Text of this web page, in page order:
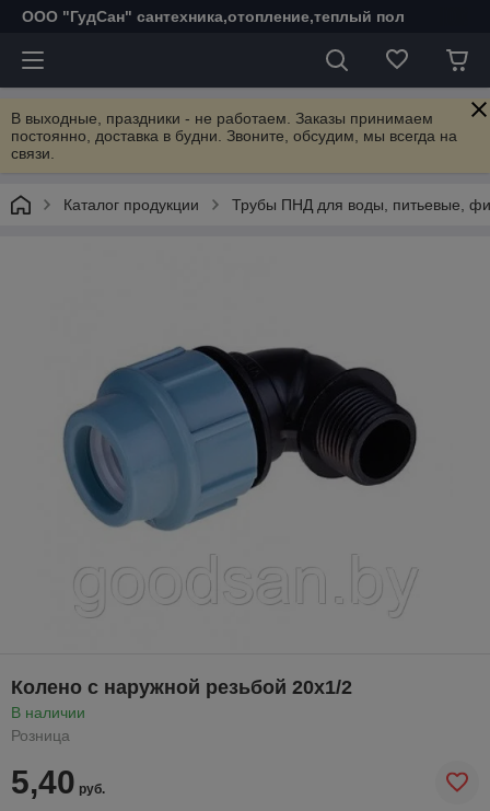
ООО "ГудСан" сантехника,отопление,теплый пол
В выходные, праздники - не работаем. Заказы принимаем
постоянно, доставка в будни. Звоните, обсудим, мы всегда на
связи.
Каталог продукции Трубы ПНД для воды, питьевые,
Колено с наружной резьбой 20х1/2
В наличии
Розница
5,40 руб.